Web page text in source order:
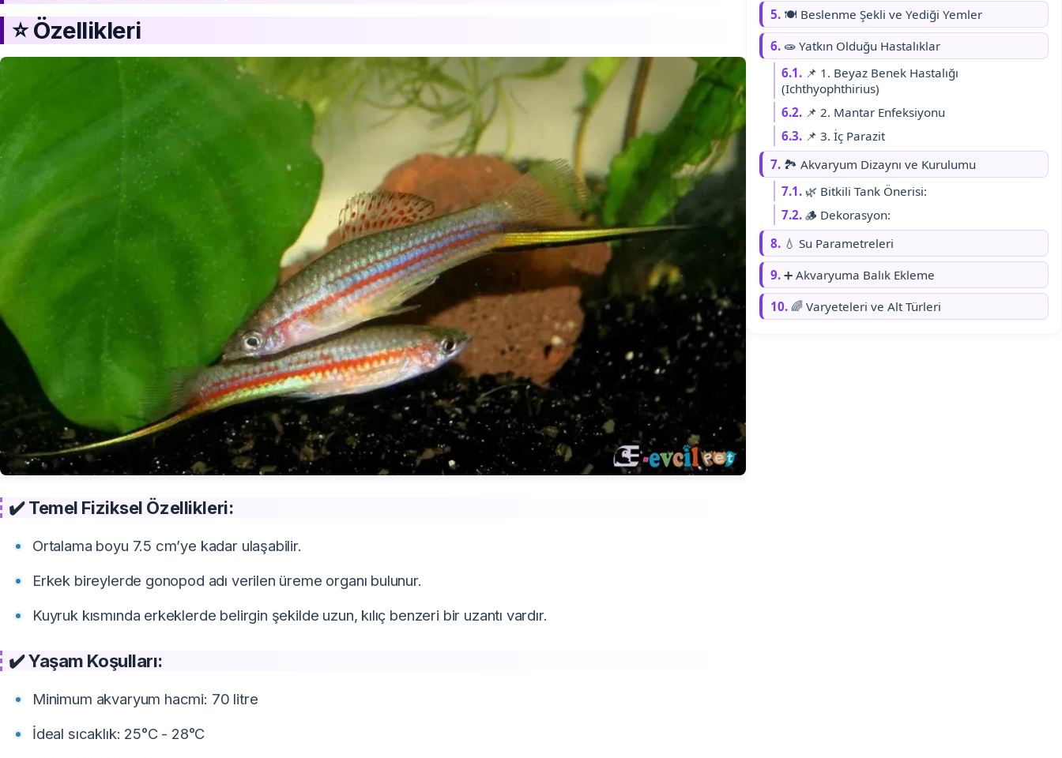
⭐ Özellikleri
✔️ Temel Fiziksel Özellikleri:
Ortalama boyu 7.5 cm’ye kadar ulaşabilir.
Erkek bireylerde gonopod adı verilen üreme organı bulunur.
Kuyruk kısmında erkeklerde belirgin şekilde uzun, kılıç benzeri bir uzantı vardır.
✔️ Yaşam Koşulları:
Minimum akvaryum hacmi: 70 litre
İdeal sıcaklık: 25°C - 28°C
5. 🍽️ Beslenme Şekli ve Yediği Yemler
6. 🧫 Yatkın Olduğu Hastalıklar
6.1. 📌 1. Beyaz Benek Hastalığı
(Ichthyophthirius)
6.2. 📌 2. Mantar Enfeksiyonu
6.3. 📌 3. İç Parazit
7. 🏞️ Akvaryum Dizaynı ve Kurulumu
7.1. 🌿 Bitkili Tank Önerisi:
7.2. 🪵 Dekorasyon:
8. 💧 Su Parametreleri
9. ➕ Akvaryuma Balık Ekleme
10. 🌈 Varyeteleri ve Alt Türleri